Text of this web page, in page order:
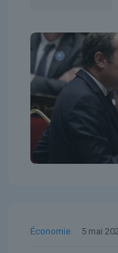
Économie 5 mai